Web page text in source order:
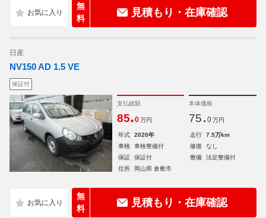
無
料
見積もり・在庫確認
日産
NV150 AD 1.5 VE
保証付
支払総額
85.0 万円
本体価格
75. 0 万円
年式 2020年 走行
7.5万km
車検
車検整備付 修復
なし
保証
保証付 整備
法定整備付
住所
岡山県 倉敷市
無
料
見積もり・在庫確認